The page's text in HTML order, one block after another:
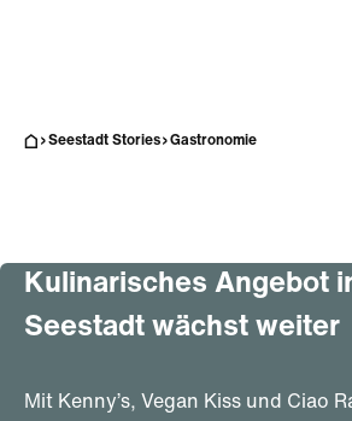
Seestadt Stories Gastronomie
Kulinarisches Angebot
Seestadt wächst weiter
Mit Kenny’s, Vegan Kiss und Ciao